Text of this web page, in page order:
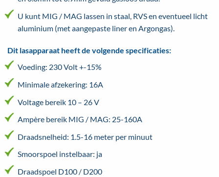
U kunt MIG / MAG lassen in staal, RVS en eventueel licht
aluminium (met aangepaste liner en Argongas).
Dit lasapparaat heeft de volgende specificaties:
Voeding: 230 Volt +-15%
Minimale afzekering: 16A
Voltage bereik 10 – 26 V
Ampère bereik MIG / MAG: 25-160A
Draadsnelheid: 1.5-16 meter per minuut
Smoorspoel instelbaar: ja
Draadspoel D100 / D200